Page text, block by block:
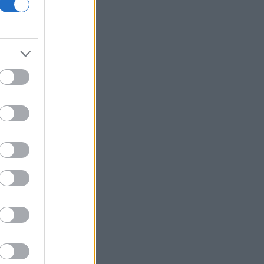
Κατσέλη
αποκατέστησαν τις διπλωματικές
τους σχέσεις
Ιράν: Ο Αραγτσί επαινεί τον στρατό,
προτρέπει σε ενότητα των
Το Cambridge επανεξετάζει τις
διαδικασίες πρόσληψης καθηγητών
Συνάντηση Ζελένσκι με Βούτσιτς -
Θέματα οικονομίας και ασφάλειας στο
Άγκυρα: Η συμφωνία με Πακιστάν και
ΝΑΤΟ
Η καλύτερη εβδομάδα από τον Απρίλιο
500